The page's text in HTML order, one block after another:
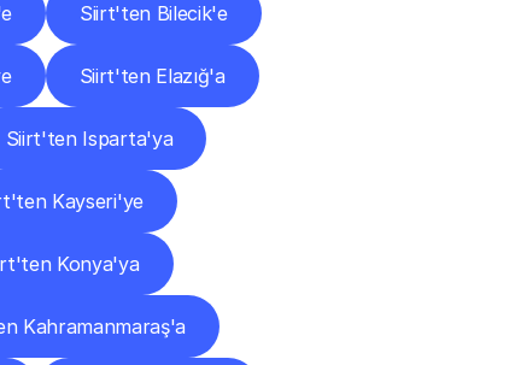
Siirt'ten Bilecik'e
Siirt'ten Elazığ'a
Siirt'ten Isparta'ya
Kayseri'ye
Konya'ya
Kahramanmaraş'a